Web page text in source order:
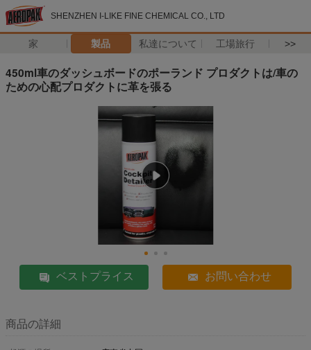
SHENZHEN I-LIKE FINE CHEMICAL CO., LTD
家 製品 私達について 工場旅行 >>
450ml車のダッシュボードのポーランド プロダクトは/車の
ための心配プロダクトに革を張る
ベストプライス お問い合わせ
商品の詳細